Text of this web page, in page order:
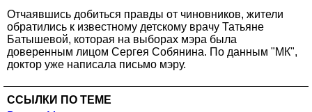
Отчаявшись добиться правды от чиновников, жители
обратились к известному детскому врачу Татьяне
Батышевой, которая на выборах мэра была
доверенным лицом Сергея Собянина. По данным "МК",
доктор уже написала письмо мэру.
ССЫЛКИ ПО ТЕМЕ